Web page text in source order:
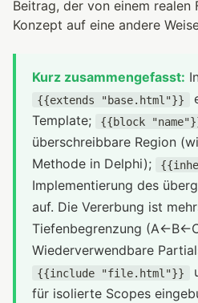
Beitrag, der von einem realen
Konzept auf eine andere
Kurz zusammengefasst:
{{extends "base.html"}}
Template;
{{block
überschreibbare Region
Methode in Delphi);
Implementierung des
auf. Die Vererbung ist
Tiefenbegrenzung
Wiederverwendbare
{{include "file.html"}}
für isolierte Scopes